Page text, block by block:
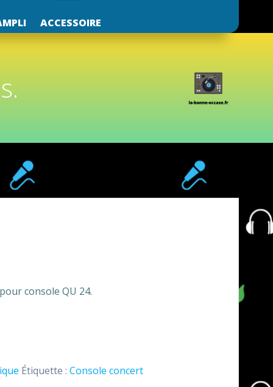
ACCESSOIRE
console QU 24.
Étiquette : Console concert